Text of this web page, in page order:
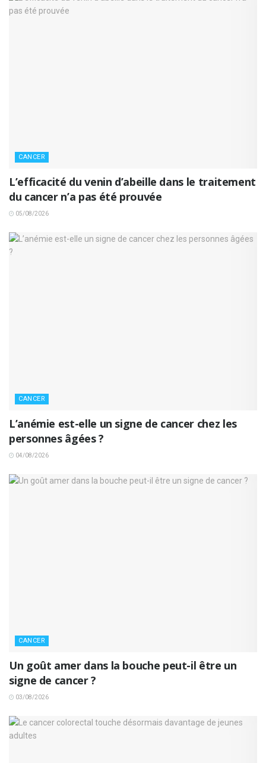
CANCER
L’efficacité du venin d’abeille dans le traitement
du cancer n’a pas été prouvée
05/08/2026
CANCER
L’anémie est-elle un signe de cancer chez les
personnes âgées ?
04/08/2026
CANCER
Un goût amer dans la bouche peut-il être un
signe de cancer ?
03/08/2026